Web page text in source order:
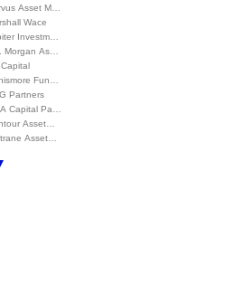
Asset M…
Wace
Investm…
Morgan As…
Fun…
Partners
Capital Pa…
Asset…
Asset…